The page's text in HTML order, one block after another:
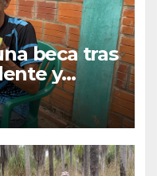
beca tras
y
para